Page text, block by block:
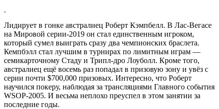
Лидирует в гонке австралиец Роберт Кэмпбелл. В Лас-Вегасе
на Мировой серии-2019 он стал единственным игроком,
который сумел выиграть сразу два чемпионских браслета.
Кемпбэлл стал лучшим в турнирах по лимитным играм —
семикарточному Стаду и Трипл-дро Лоуболл. Кроме того,
австралиец ещё восемь раз попадал в призовую зону и увёз с
серии почти $700,000 призовых. Интересно, что Роберт
научился покеру, наблюдая за трансляциями Главного события
WSOP-2005. И весьма неплохо преуспел в этом занятии за
последние годы.